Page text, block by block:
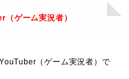
（ゲーム実況者）
（ゲーム実況者）で